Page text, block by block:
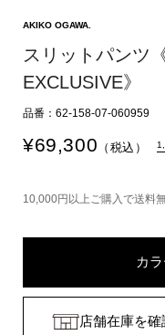
AKIKO OGAWA.
スリットパンツ
EXCLUSIVE》
品番：62-158-07-060959
¥69,300 （税込）
10,000円以上ご購入で送料
カ
店舗在庫を確